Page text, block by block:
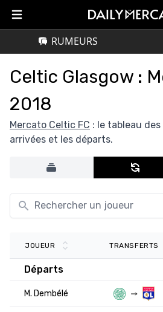
RUMEURS
Celtic Glasgow :
2018
Mercato Celtic FC : le tableau
arrivées et les départs.
JOUEUR TRANSFERTS
Départs
M. Dembélé